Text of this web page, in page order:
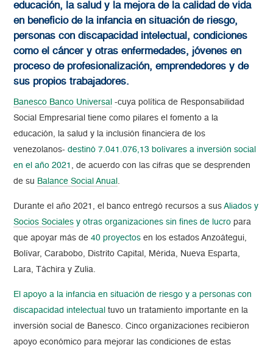
educación, la salud y la mejora de la calidad de vida
en beneficio de la infancia en situación de riesgo,
personas con discapacidad intelectual, condiciones
como el cáncer y otras enfermedades, jóvenes en
proceso de profesionalización, emprendedores y de
sus propios trabajadores.
Banesco Banco Universal -cuya política de Responsabilidad
Social Empresarial tiene como pilares el fomento a la
educación, la salud y la inclusión financiera de los
venezolanos-destinó 7.041.076,13 bolívares a inversión social
en el año 2021 , de acuerdo con las cifras que se desprenden
de su Balance Social Anual .
Durante el año 2021, el banco entregó recursos a susAliados y
Socios Sociales y otras organizaciones sin fines de lucro para
que apoyar más de 40 proyectos en los estados Anzoátegui,
Bolívar, Carabobo, Distrito Capital, Mérida, Nueva Esparta,
Lara, Táchira y Zulia.
El apoyo a la infancia en situación de riesgo y a personas con
discapacidad intelectual tuvo un tratamiento importante en la
inversión social de Banesco. Cinco organizaciones recibieron
apoyo económicopara mejorar las condiciones de estas